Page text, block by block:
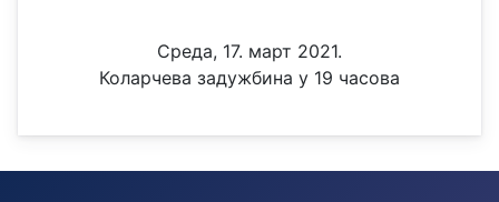
Среда, 17. март 2021.
Коларчева задужбина у 19 часова